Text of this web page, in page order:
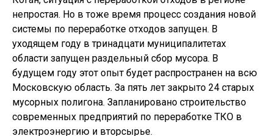
непростая. Но в тоже время процесс создания новой
системы по переработке отходов запущен. В
уходящем году в тринадцати муниципалитетах
области запущен раздельный сбор мусора. В
будущем году этот опыт будет распространен на всю
Московскую область. За пять лет закрыто 24 старых
мусорных полигона. Запланировано строительство
современных предприятий по переработке ТКО в
электроэнергию и вторсырье.